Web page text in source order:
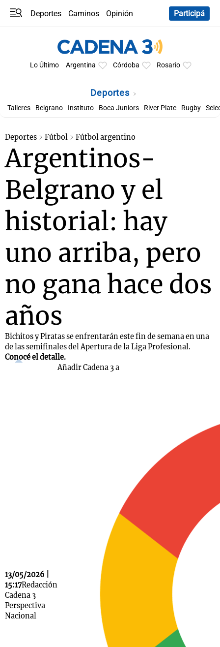
Deportes Caminos
Opinión
Participá
Lo Último Argentina Córdoba Rosario
Deportes
Talleres Belgrano Instituto Boca Juniors River Plate Rugby
Deportes Fútbol Fútbol argentino
Argentinos-
Belgrano y el
historial: hay
uno arriba, pero
no gana hace dos
años
Bichitos y Piratas se enfrentarán este fin de semana en una
de las semifinales del Apertura de la Liga Profesional.
Conocé el detalle.
13/05/2026 |
15:17Redacción
Cadena 3
Perspectiva
Nacional
Añadir Cadena 3 a